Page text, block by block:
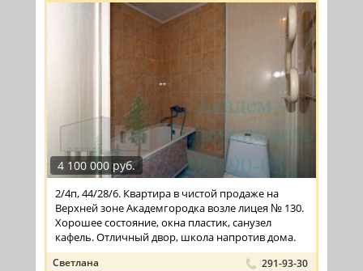
4 100 000 руб.
2/4п, 44/28/6. Квартира в чистой продаже на
Верхней зоне Академгородка возле лицея № 130.
Хорошее состояние, окна пластик, санузел
кафель. Отличный двор, школа напротив дома.
Светлана 291-93-30